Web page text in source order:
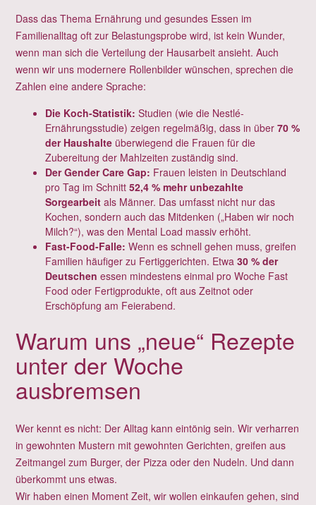
Dass das Thema Ernährung und gesundes Essen im
Familienalltag oft zur Belastungsprobe wird, ist kein Wunder,
wenn man sich die Verteilung der Hausarbeit ansieht. Auch
wenn wir uns modernere Rollenbilder wünschen, sprechen die
Zahlen eine andere Sprache:
Die Koch-Statistik: Studien (wie die Nestlé-
Ernährungsstudie) zeigen regelmäßig, dass in über 70 %
der Haushalte überwiegend die Frauen für die
Zubereitung der Mahlzeiten zuständig sind.
Der Gender Care Gap: Frauen leisten in Deutschland
pro Tag im Schnitt 52,4 % mehr unbezahlte
Sorgearbeit als Männer. Das umfasst nicht nur das
Kochen, sondern auch das Mitdenken („Haben wir noch
Milch?“), was den Mental Load massiv erhöht.
Fast-Food-Falle: Wenn es schnell gehen muss, greifen
Familien häufiger zu Fertiggerichten. Etwa 30 % der
Deutschen essen mindestens einmal pro Woche Fast
Food oder Fertigprodukte, oft aus Zeitnot oder
Erschöpfung am Feierabend.
Warum uns „neue“ Rezepte
unter der Woche
ausbremsen
Wer kennt es nicht: Der Alltag kann eintönig sein. Wir verharren
in gewohnten Mustern mit gewohnten Gerichten, greifen aus
Zeitmangel zum Burger, der Pizza oder den Nudeln. Und dann
überkommt uns etwas.
Wir haben einen Moment Zeit, wir wollen einkaufen gehen, sind